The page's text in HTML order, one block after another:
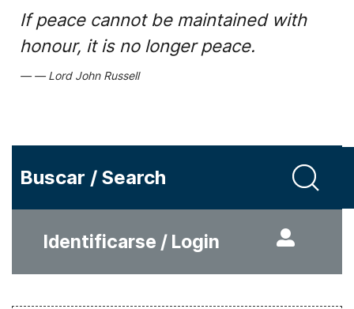
If peace cannot be maintained with
honour, it is no longer peace.
Lord John Russell
Buscar / Search
Identificarse / Login